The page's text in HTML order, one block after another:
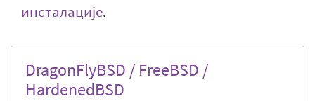
инсталације.
DragonFlyBSD / FreeBSD /
HardenedBSD